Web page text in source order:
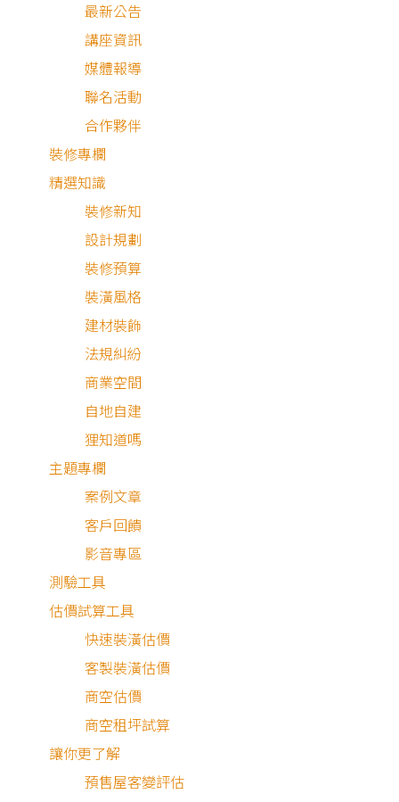
最新公告
講座資訊
媒體報導
聯名活動
合作夥伴
裝修專欄
精選知識
裝修新知
設計規劃
裝修預算
裝潢風格
建材裝飾
法規糾紛
商業空間
自地自建
狸知道嗎
主題專欄
案例文章
客戶回饋
影音專區
測驗工具
估價試算工具
快速裝潢估價
客製裝潢估價
商空估價
商空租坪試算
讓你更了解
預售屋客變評估
木工
空調